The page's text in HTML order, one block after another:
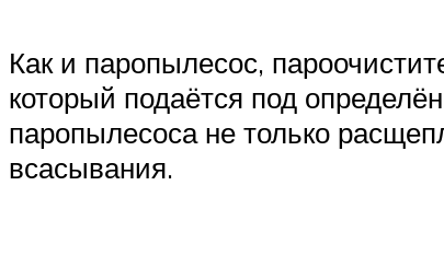
Как и паропылесос,
который подаётся под
паропылесоса не только
всасывания.